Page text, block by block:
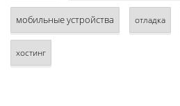
мобильные устройства отладка
хостинг